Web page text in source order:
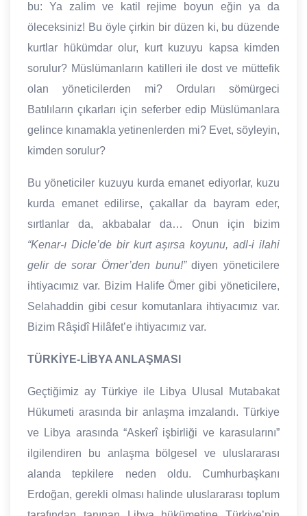
bu: Ya zalim ve katil rejime boyun eğin ya da
öleceksiniz! Bu öyle çirkin bir düzen ki, bu düzende
kurtlar hükümdar olur, kurt kuzuyu kapsa kimden
sorulur? Müslümanların katilleri ile dost ve müttefik
olan yöneticilerden mi? Orduları sömürgeci
Batılıların çıkarları için seferber edip Müslümanlara
gelince kınamakla yetinenlerden mi? Evet, söyleyin,
kimden sorulur?
Bu yöneticiler kuzuyu kurda emanet ediyorlar, kuzu
kurda emanet edilirse, çakallar da bayram eder,
sırtlanlar da, akbabalar da… Onun için bizim
“Kenar-ı Dicle’de bir kurt aşırsa koyunu, adl-i ilahi
gelir de sorar Ömer’den bunu!”diyen yöneticilere
ihtiyacımız var. Bizim Halife Ömer gibi yöneticilere,
Selahaddin gibi cesur komutanlara ihtiyacımız var.
Bizim Râşidî Hilâfet’e ihtiyacımız var.
TÜRKİYE-LİBYA ANLAŞMASI
Geçtiğimiz ay Türkiye ile Libya Ulusal Mutabakat
Hükumeti arasında bir anlaşma imzalandı. Türkiye
ve Libya arasında “Askerî işbirliği ve karasularını”
ilgilendiren bu anlaşma bölgesel ve uluslararası
alanda tepkilere neden oldu. Cumhurbaşkanı
Erdoğan, gerekli olması halinde uluslararası toplum